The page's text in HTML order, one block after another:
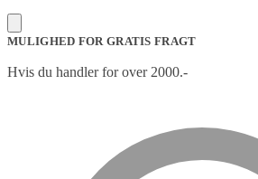
MULIGHED FOR GRATIS FRAGT
Hvis du handler for over 2000.-